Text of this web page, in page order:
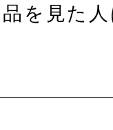
を見た